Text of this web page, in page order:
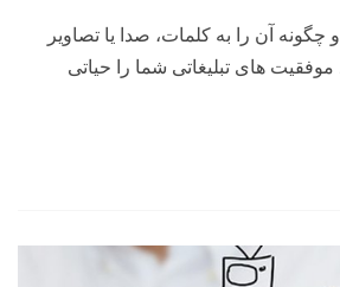
آن را به کلمات، صدا یا تصاویر
موفقیت های تبلیغاتی شما را حیاتی